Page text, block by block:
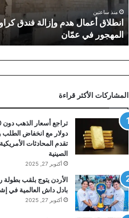
المهجور
في
عمّان
منذ ساعتين
انطلاق أعمال هدم وإزالة فندق
المهجور في عمّان
المشاركات الأكثر قراءة
دولار مع انخفاض
تقدم المحادثات الأمريكية
الصينية
أكتوبر 27, 2025
الأردن يتوج بلقب بطولة
بادل داش العالمية في
أكتوبر 27, 2025